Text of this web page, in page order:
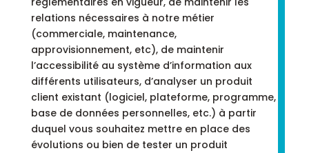
relations nécessaires à notre métier
(commerciale, maintenance,
approvisionnement, etc), de maintenir
l’accessibilité au système d’information aux
différents utilisateurs, d’analyser un produit
client existant (logiciel, plateforme, programme,
base de données personnelles, etc.) à partir
duquel vous souhaitez mettre en place des
évolutions ou bien de tester un produit